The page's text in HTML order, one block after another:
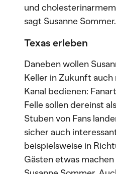
und
sagt Susanne Sommer.
Texas erleben
Daneben wollen
Keller in Zukunft
Kanal bedienen:
Felle sollen dereinst
Stuben von Fans
sicher auch
beispielsweise in
Gästen etwas